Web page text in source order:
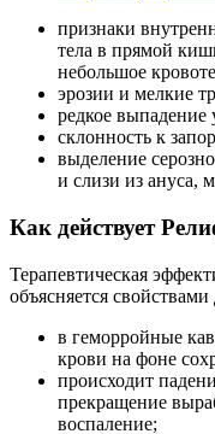
признаки
тела в прямой
небольшое
эрозии и мелкие
редкое выпадение
склонность к
выделение
и слизи из ануса,
Как действует
Терапевтическая
объясняется
в геморройные
крови на фоне
происходит
прекращение
воспаление;